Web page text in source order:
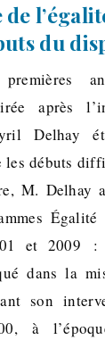
de
du
après
Delhay
débuts
M. Delhay
et 2009
dans la
son
à